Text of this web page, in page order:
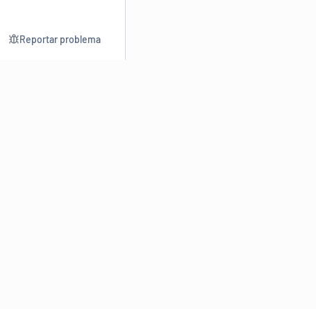
Reportar problema